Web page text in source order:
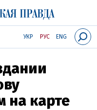
УКР РУС ENG
на карте